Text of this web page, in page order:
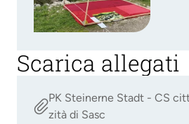
Scarica allegati

PK Steinerne Stadt - CS
zità di Sasc